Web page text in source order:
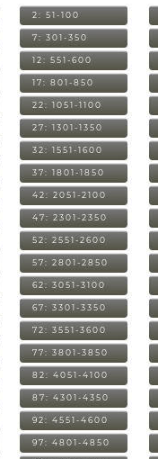
2: 51-100
7: 301-350
12: 551-600
17: 801-850
22: 1051-1100
27: 1301-1350
32: 1551-1600
37: 1801-1850
42: 2051-2100
47: 2301-2350
52: 2551-2600
57: 2801-2850
62: 3051-3100
67: 3301-3350
72: 3551-3600
77: 3801-3850
82: 4051-4100
87: 4301-4350
92: 4551-4600
97: 4801-4850